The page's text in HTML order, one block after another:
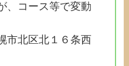
、コース等で変動
市北区北１６条西